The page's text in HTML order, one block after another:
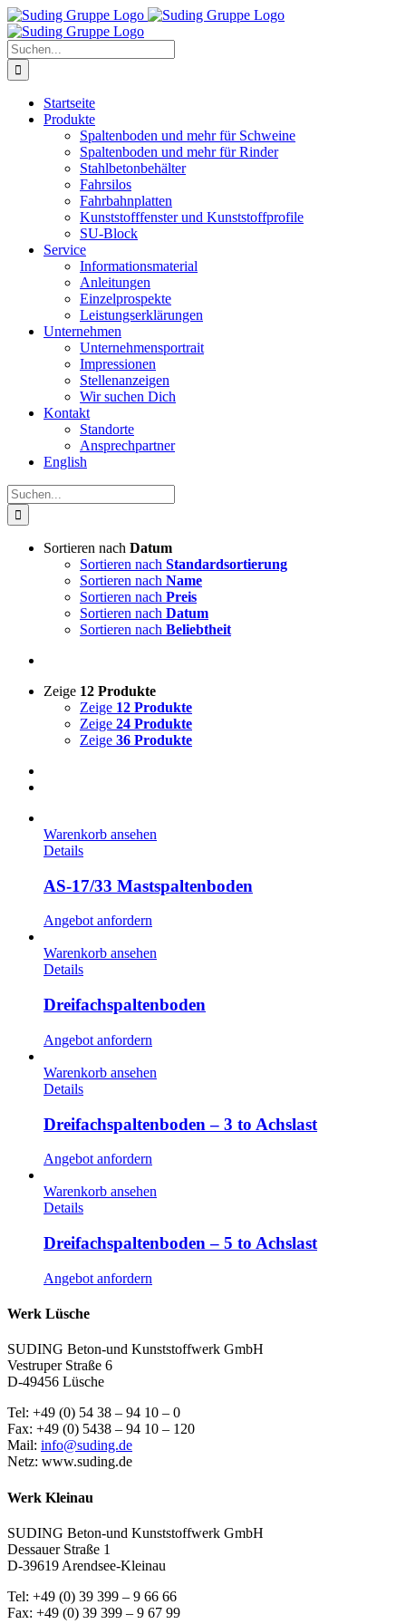
Zum
Inhalt
springen
Suche
nach:
Startseite
Produkte
Spaltenboden und mehr für Schweine
Spaltenboden und mehr für Rinder
Stahlbetonbehälter
Fahrsilos
Fahrbahnplatten
Kunststofffenster und Kunststoffprofile
SU-Block
Service
Informationsmaterial
Anleitungen
Einzelprospekte
Leistungserklärungen
Unternehmen
Unternehmensportrait
Impressionen
Stellenanzeigen
Wir suchen Dich
Kontakt
Standorte
Ansprechpartner
English
Suche
nach:
Sortieren nach Datum
Sortieren nach Standardsortierung
Sortieren nach Name
Sortieren nach Preis
Sortieren nach Datum
Sortieren nach Beliebtheit
Zeige 12 Produkte
Zeige 12 Produkte
Zeige 24 Produkte
Zeige 36 Produkte
Warenkorb ansehen
Details
AS-17/33 Mastspaltenboden
Angebot anfordern
Warenkorb ansehen
Details
Dreifachspaltenboden
Angebot anfordern
Warenkorb ansehen
Details
Dreifachspaltenboden – 3 to Achslast
Angebot anfordern
Warenkorb ansehen
Details
Dreifachspaltenboden – 5 to Achslast
Angebot anfordern
Werk Lüsche
SUDING Beton-und Kunststoffwerk GmbH
Vestruper Straße 6
D-49456 Lüsche
Tel: +49 (0) 54 38 – 94 10 – 0
Fax: +49 (0) 5438 – 94 10 – 120
Mail: info@suding.de
Netz: www.suding.de
Werk Kleinau
SUDING Beton-und Kunststoffwerk GmbH
Dessauer Straße 1
D-39619 Arendsee-Kleinau
Tel: +49 (0) 39 399 – 9 66 66
Fax: +49 (0) 39 399 – 9 67 99